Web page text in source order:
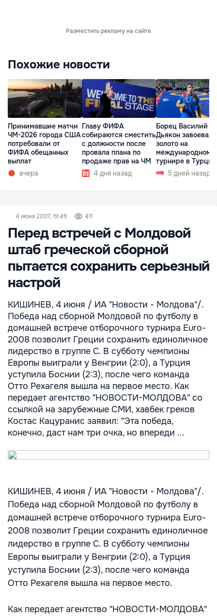
Разместить рекламу на сайте
Похожие новости
Принимавшие матчи
ЧМ-2026 города США
потребовали от
ФИФА обещанных
выплат
вчера
Главу ФИФА
собираются сместить
с должности после
провала плана по
продаже прав на ЧМ
4 дня назад
Борец Василий
Дьякон завоевал
золото на
международном
турнире в Турции
5 дней назад
4 июня 2007, 19:49 411
Перед встречей с Молдовой
штаб греческой сборной
пытается сохранить серьезный
настрой
КИШИНЕВ, 4 июня / ИА "Новости - Молдова"/.
Победа над сборной Молдовой по футболу в
домашней встрече отборочного турнира Euro-
2008 позволит Греции сохранить единоличное
лидерство в группе С. В субботу чемпионы
Европы выиграли у Венгрии (2:0), а Турция
уступила Боснии (2:3), после чего команда
Отто Рехагеля вышла на первое место. Как
передает агентство "НОВОСТИ-МОЛДОВА" со
ссылкой на зарубежные СМИ, хавбек греков
Костас Кацуранис заявил: "Эта победа,
конечно, даст нам три очка, но впереди ...
КИШИНЕВ, 4 июня / ИА "Новости - Молдова"/.
Победа над сборной Молдовой по футболу в
домашней встрече отборочного турнира Euro-
2008 позволит Греции сохранить единоличное
лидерство в группе С. В субботу чемпионы
Европы выиграли у Венгрии (2:0), а Турция
уступила Боснии (2:3), после чего команда
Отто Рехагеля вышла на первое место.
Как передает агентство "НОВОСТИ-МОЛДОВА"